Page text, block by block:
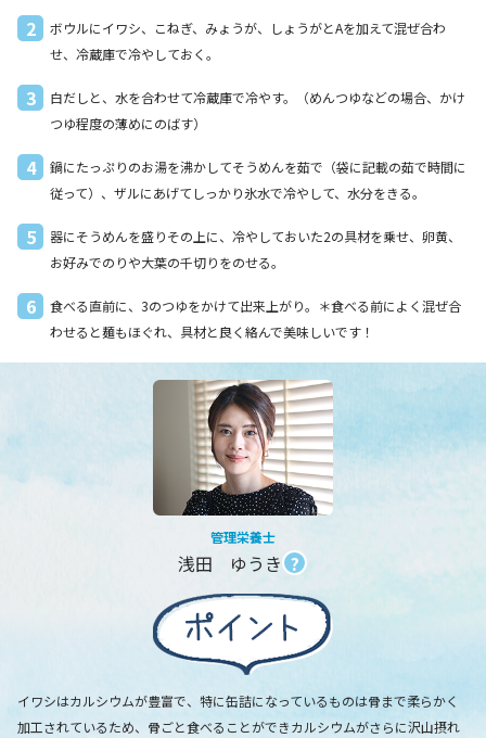
2
ボウルにイワシ、こねぎ、みょうが、しょうがとAを加えて混ぜ合わ
せ、冷蔵庫で冷やしておく。
3
白だしと、水を合わせて冷蔵庫で冷やす。（めんつゆなどの場合、かけ
つゆ程度の薄めにのばす）
4
鍋にたっぷりのお湯を沸かしてそうめんを茹で（袋に記載の茹で時間に
従って）、ザルにあげてしっかり氷水で冷やして、水分をきる。
5
器にそうめんを盛りその上に、冷やしておいた2の具材を乗せ、卵黄、
お好みでのりや大葉の千切りをのせる。
6
食べる直前に、3のつゆをかけて出来上がり。＊食べる前によく混ぜ合
わせると麺もほぐれ、具材と良く絡んで美味しいです！
管理栄養士
浅田 ゆうき ?
イワシはカルシウムが豊富で、特に缶詰になっているものは骨まで柔らかく
加工されているため、骨ごと食べることができカルシウムがさらに沢山摂れ